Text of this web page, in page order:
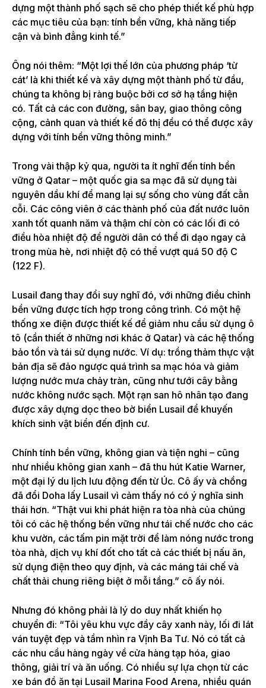
dựng một thành phố sạch sẽ cho phép thiết kế phù hợp
các mục tiêu của bạn: tính bền vững, khả năng tiếp
cận và bình đẳng kinh tế.”
Ông nói thêm: “Một lợi thế lớn của phương pháp ‘từ
cát’ là khi thiết kế và xây dựng một thành phố từ đầu,
chúng ta không bị ràng buộc bởi cơ sở hạ tầng hiện
có. Tất cả các con đường, sân bay, giao thông công
cộng, cảnh quan và thiết kế đô thị đều có thể được xây
dựng với tính bền vững thông minh.”
Trong vài thập kỷ qua, người ta ít nghĩ đến tính bền
vững ở Qatar – một quốc gia sa mạc đã sử dụng tài
nguyên dầu khí để mang lại sự sống cho vùng đất cằn
cỗi. Các công viên ở các thành phố của đất nước luôn
xanh tốt quanh năm và thậm chí còn có các lối đi có
điều hòa nhiệt độ để người dân có thể đi dạo ngay cả
trong mùa hè, nơi nhiệt độ có thể vượt quá 50 độ C
(122 F).
Lusail đang thay đổi suy nghĩ đó, với những điều chỉnh
bền vững được tích hợp trong công trình. Có một hệ
thống xe điện được thiết kế để giảm nhu cầu sử dụng ô
tô (cần thiết ở những nơi khác ở Qatar) và các hệ thống
bảo tồn và tái sử dụng nước. Ví dụ: trồng thảm thực vật
bản địa sẽ đảo ngược quá trình sa mạc hóa và giảm
lượng nước mưa chảy tràn, cũng như tưới cây bằng
nước không nước sạch. Một rạn san hô nhân tạo đang
được xây dựng dọc theo bờ biển Lusail để khuyến
khích sinh vật biển đến định cư.
Chính tính bền vững, không gian và tiện nghi – cũng
như nhiều không gian xanh – đã thu hút Katie Warner,
một đại lý du lịch lưu động đến từ Úc. Cô ấy và chồng
đã đổi Doha lấy Lusail vì cảm thấy nó có ý nghĩa sinh
thái hơn. “Thật vui khi phát hiện ra tòa nhà của chúng
tôi có các hệ thống bền vững như tái chế nước cho các
khu vườn, các tấm pin mặt trời để làm nóng nước trong
tòa nhà, dịch vụ khí đốt cho tất cả các thiết bị nấu ăn,
sử dụng điện theo quy định, và các máng tái chế và
chất thải chung riêng biệt ở mỗi tầng.” cô ấy nói.
Nhưng đó không phải là lý do duy nhất khiến họ
chuyển đi: “Tôi yêu khu vực đầy cây xanh này, lối đi lát
ván tuyệt đẹp và tầm nhìn ra Vịnh Ba Tư. Nó có tất cả
các nhu cầu hàng ngày về cửa hàng tạp hóa, giao
thông, giải trí và ăn uống. Có nhiều sự lựa chọn từ các
xe bán đồ ăn tại Lusail Marina Food Arena, nhiều quán